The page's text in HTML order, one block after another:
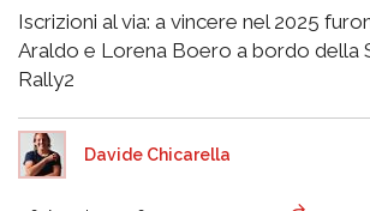
Iscrizioni al via: a vincere nel 2025
Araldo e Lorena Boero a bordo della
Rally2
Davide Chicarella